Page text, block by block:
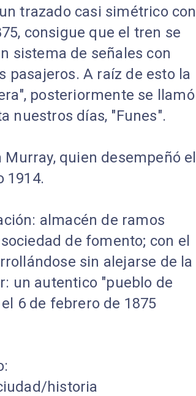
trazado casi simétrico con
consigue que el tren se
sistema de señales con
pasajeros. A raíz de esto la
posteriormente se llamó
nuestros días, "Funes".
quien desempeñó el
1914.
almacén de ramos
de fomento; con el
sin alejarse de la
un autentico "pueblo de
6 de febrero de 1875
historia